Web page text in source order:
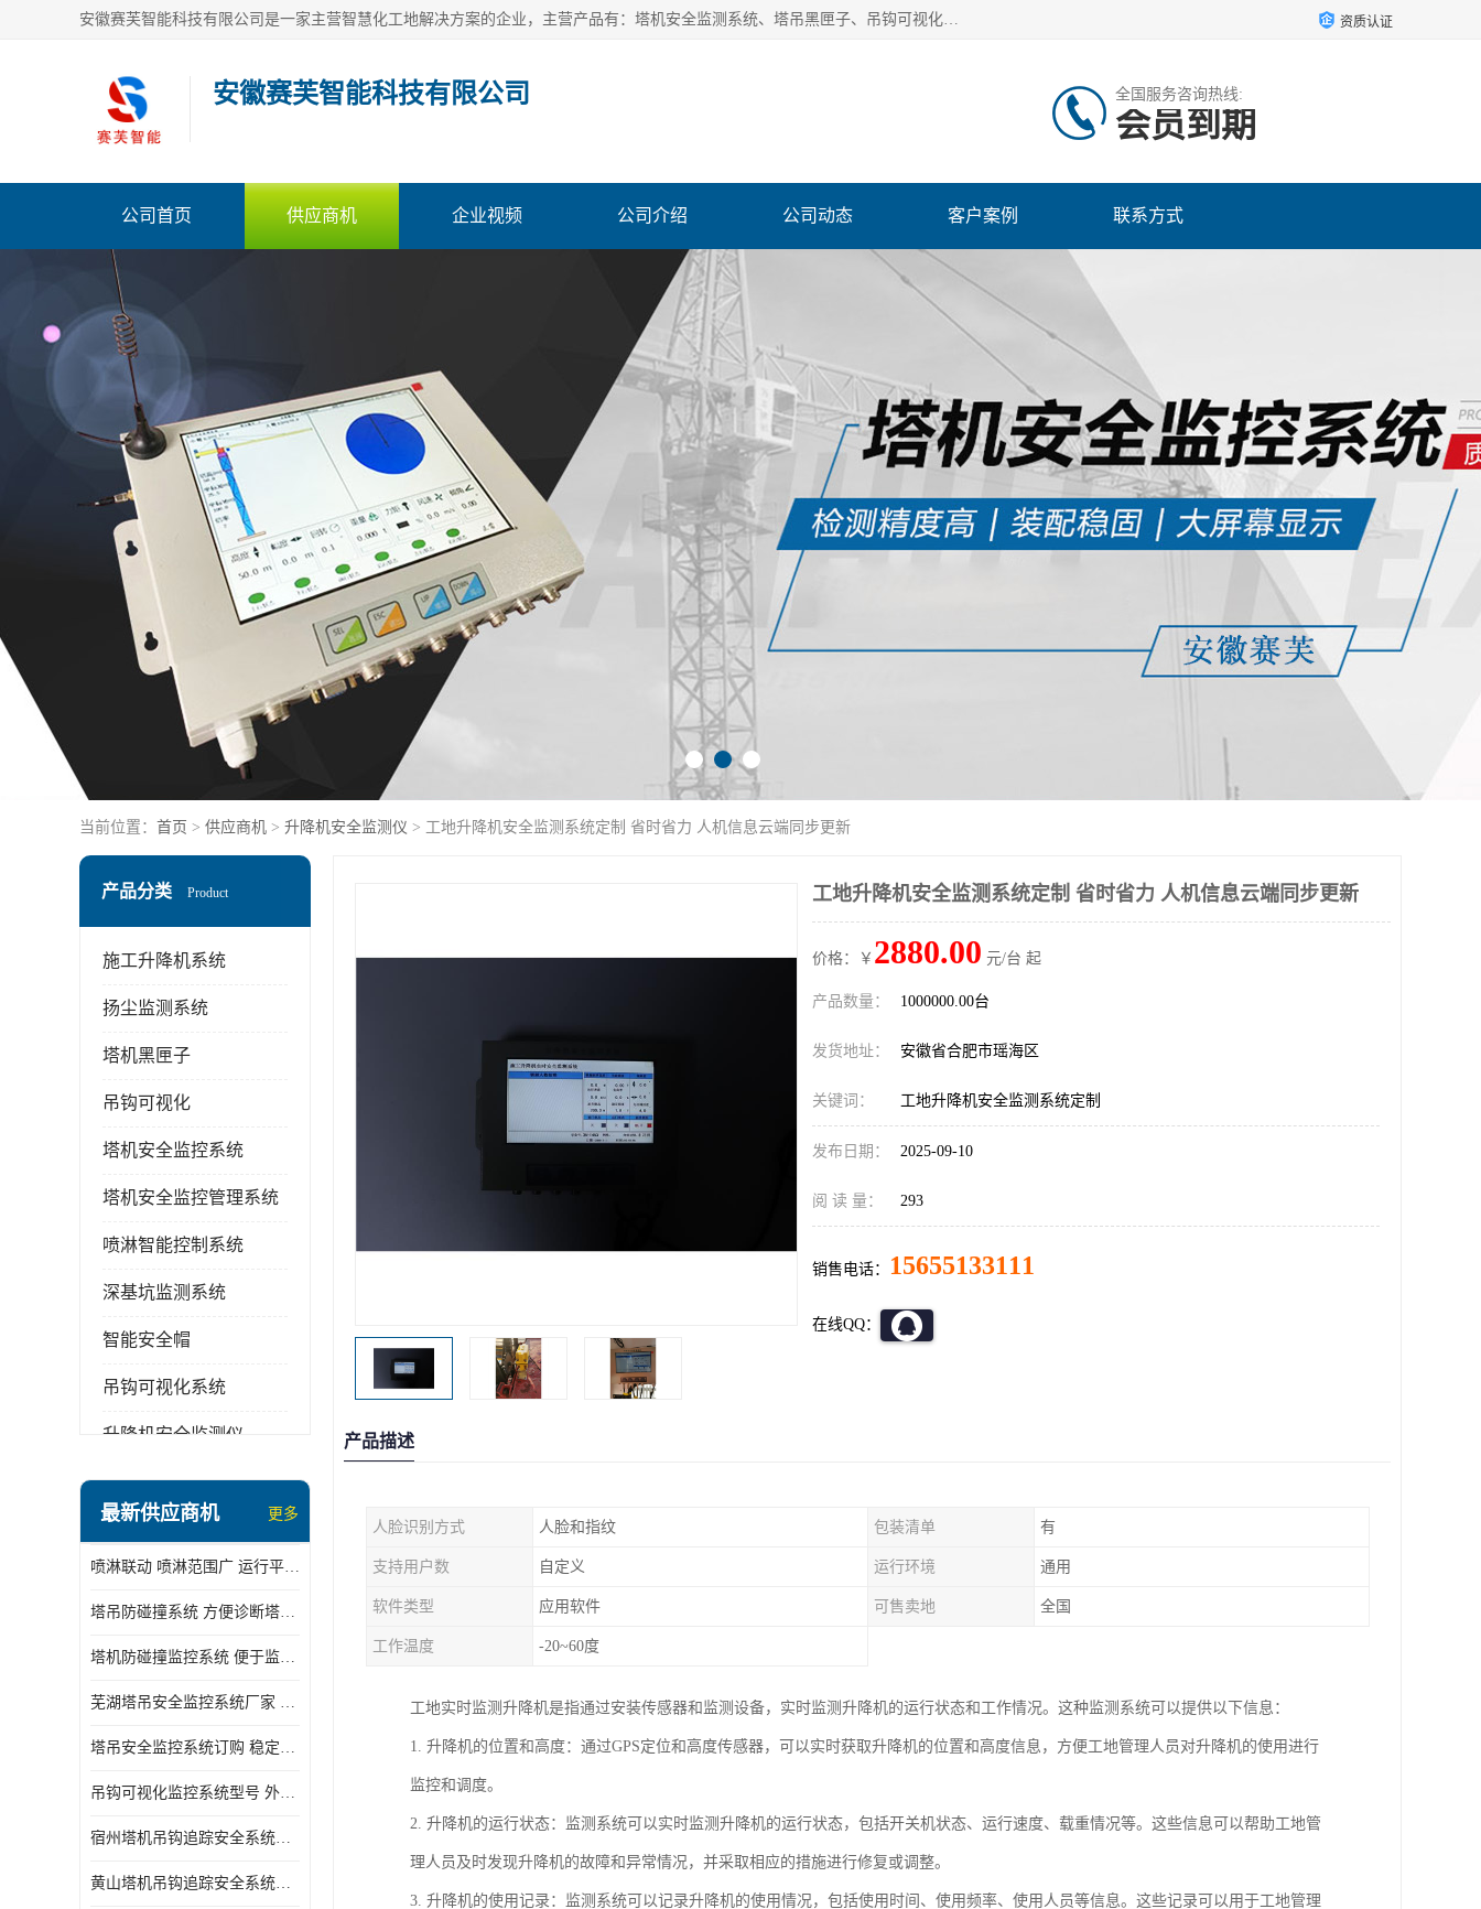
安徽赛芙智能科技有限公司是一家主营智慧化工地解决方案的企业，主营产品有：塔机安全监测系统、塔吊黑匣子、吊钩可视化、吊钩可视化系统、塔机安全监控系统、塔机黑匣子等。创建至今始终关注用户需求，为用户提供有的产品和服务。 资质认证
安徽赛芙智能科技有限公司 全国服务咨询热线:
会员到期
公司首页 供应商机 企业视频 公司介绍 公司动态 客户案例 联系方式
当前位置： 首页 > 供应商机 > 升降机安全监测仪 > 工地升降机安全监测系统定制 省时省力 人机信息云端同步更新
产品分类 Product
施工升降机系统
扬尘监测系统
塔机黑匣子
吊钩可视化
塔机安全监控系统
塔机安全监控管理系统
喷淋智能控制系统
深基坑监测系统
智能安全帽
吊钩可视化系统
升降机安全监测仪
最新供应商机 更多
喷淋联动 喷淋范围广 运行平稳 噪音小
塔吊防碰撞系统 方便诊断塔机状态 自动变焦智能化跟踪
塔机防碰撞监控系统 便于监督和管理 主要应用于塔机的实时监控
芜湖塔吊安全监控系统厂家 外观简洁大方 减少盲吊引发的事故
塔吊安全监控系统订购 稳定性高 结构清晰稳定
吊钩可视化监控系统型号 外观简洁大方 信号稳定 抗干扰性强
宿州塔机吊钩追踪安全系统厂家 提高工作效率 结构清晰稳定
黄山塔机吊钩追踪安全系统价格 可远程查看 减少盲吊引发的事故
工地升降机安全监测系统定制 省时省力 人机信息云端同步更新
价格：￥ 2880.00 元/台 起
产品数量： 1000000.00台
发货地址： 安徽省合肥市瑶海区
关键词： 工地升降机安全监测系统定制
发布日期： 2025-09-10
阅 读 量： 293
销售电话： 15655133111
在线QQ：
产品描述
人脸识别方式 人脸和指纹 包装清单 有
支持用户数 自定义 运行环境 通用
软件类型 应用软件 可售卖地 全国
工作温度 -20~60度
工地实时监测升降机是指通过安装传感器和监测设备，实时监测升降机的运行状态和工作情况。这种监测系统可以提供以下信息：
1. 升降机的位置和高度：通过GPS定位和高度传感器，可以实时获取升降机的位置和高度信息，方便工地管理人员对升降机的使用进行
监控和调度。
2. 升降机的运行状态：监测系统可以实时监测升降机的运行状态，包括开关机状态、运行速度、载重情况等。这些信息可以帮助工地管
理人员及时发现升降机的故障和异常情况，并采取相应的措施进行修复或调整。
3. 升降机的使用记录：监测系统可以记录升降机的使用情况，包括使用时间、使用频率、使用人员等信息。这些记录可以用于工地管理